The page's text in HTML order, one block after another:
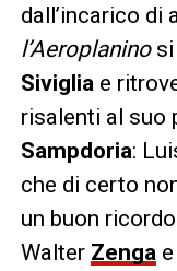
dall’incarico di
l’Aeroplaninosi
Siviglia e
risalenti al suo
Sampdoria:
che di certo
un buon
Walter Zenga